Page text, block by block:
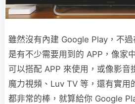
雖然沒有內建 Google Play，不
是有不少需要用到的 APP，像家
可以搭配 APP 來使用，或像影音
魔力視頻、Luv TV 等，還有實用
都非常的棒，就算給你 Google